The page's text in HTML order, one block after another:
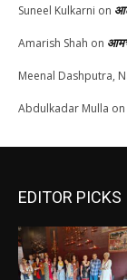
Suneel Kulkarni on
Amarish Shah on
Meenal Dashputra,
Abdulkadar Mulla on
EDITOR PICKS